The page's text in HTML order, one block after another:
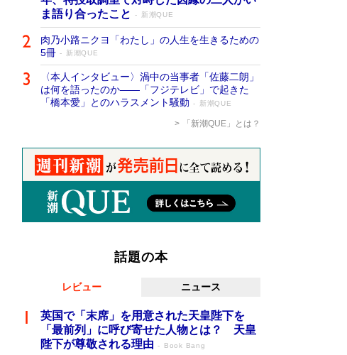
ま語り合ったこと
新潮QUE
肉乃小路ニクヨ「わたし」の人生を生きるための
5冊
新潮QUE
〈本人インタビュー〉渦中の当事者「佐藤二朗」
は何を語ったのか――「フジテレビ」で起きた
「橋本愛」とのハラスメント騒動
新潮QUE
「新潮QUE」とは？
話題の本
レビュー ニュース
英国で「末席」を用意された天皇陛下を
「最前列」に呼び寄せた人物とは？ 天皇
陛下が尊敬される理由
Book Bang